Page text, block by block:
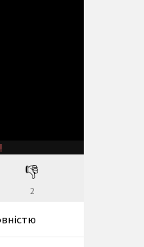
👎
2